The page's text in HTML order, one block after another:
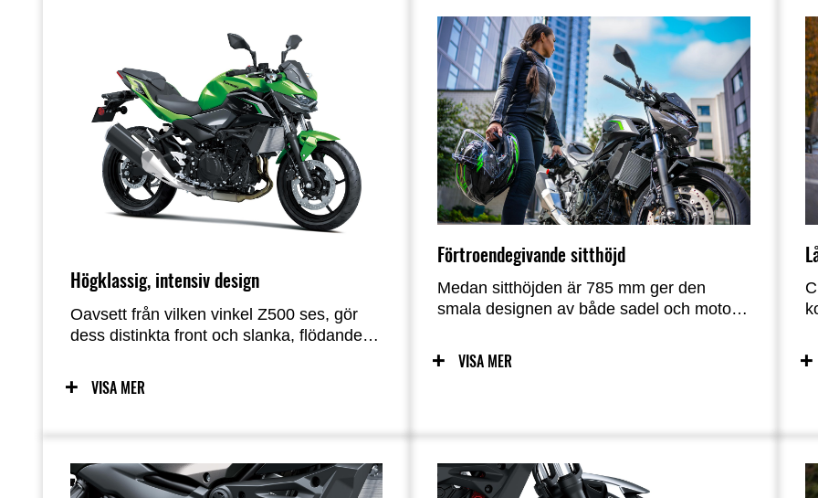
Högklassig, intensiv design
Oavsett från vilken vinkel Z500 ses, gör
dess distinkta front och slanka, flödande
Ninja-familjen, med tävlingsinspirerat, stor-
motorcykelutseende. Formen på den fulla
sig ett med motorcykeln.
VISA MER
Förtroendegivande sitthöjd
Medan sitthöjden är 785 mm ger den
smala designen av både sadel och motorn
Sadelns platta form erbjuder bra stoppning
i den främre delen utan att offra
VISA MER